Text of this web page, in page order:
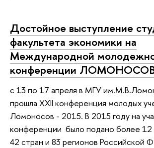
Достойное выступление
факультета экономики на
Международной
конференции
с 13 по 17 апреля в МГУ
прошла XXII конференция молодых
Ломоносов - 2015. В 2015 году на
конференции было подано более 12
42 стран и 83 регионов Российской